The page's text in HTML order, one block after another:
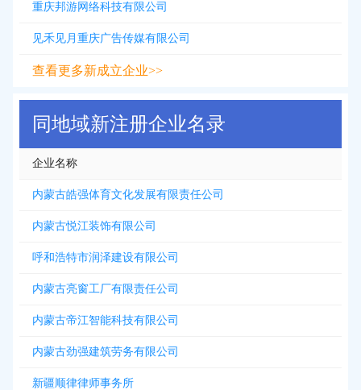
重庆邦游网络科技有限公司
见禾见月重庆广告传媒有限公司
查看更多新成立企业>>
同地域新注册企业名录
企业名称
内蒙古皓强体育文化发展有限责任公司
内蒙古悦江装饰有限公司
呼和浩特市润泽建设有限公司
内蒙古亮窗工厂有限责任公司
内蒙古帝江智能科技有限公司
内蒙古劲强建筑劳务有限公司
新疆顺律律师事务所